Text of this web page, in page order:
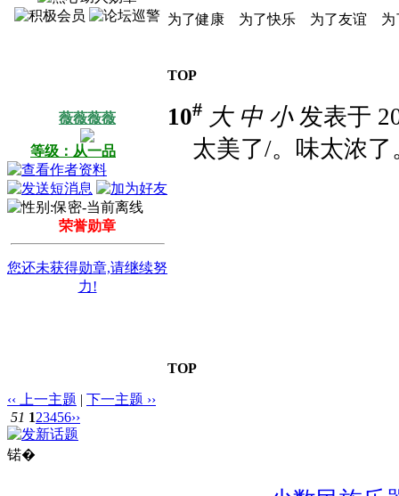
为了健康 为了快乐 为了友谊 为
TOP
薇薇薇薇
等级：从一品
荣誉勋章
您还未获得勋章,请继续努
力!
10# 大 中 小发表于
太美了/。味太浓
TOP
‹‹ 上一主题 | 下一主题 ››
51 123456››
锘�